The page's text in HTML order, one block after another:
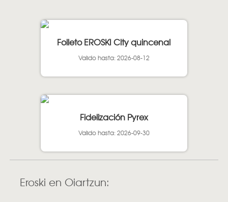
Folleto EROSKI City quincenal
Valido hasta: 2026-08-12
Fidelización Pyrex
Valido hasta: 2026-09-30
Eroski en Oiartzun: